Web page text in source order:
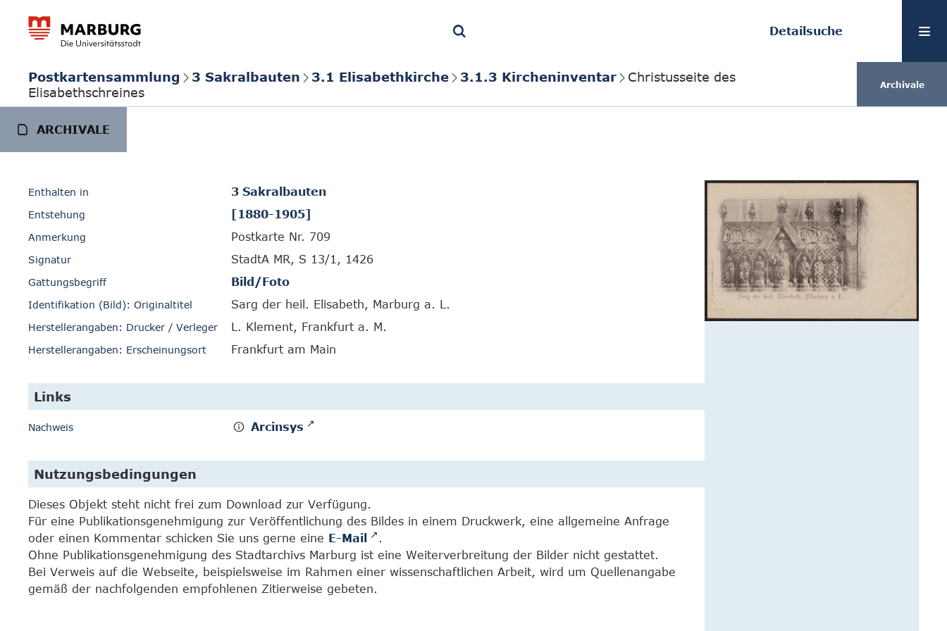
Detailsuche
Postkartensammlung 3 Sakralbauten 3.1 Elisabethkirche 3.1.3 Kircheninventar
Christusseite des
Elisabethschreines
Archivale
ARCHIVALE
Enthalten in 3 Sakralbauten
Entstehung [1880-1905]
Anmerkung Postkarte Nr. 709
Signatur StadtA MR, S 13/1, 1426
Gattungsbegriff Bild/Foto
Identifikation (Bild): Originaltitel Sarg der heil. Elisabeth, Marburg a. L.
Herstellerangaben: Drucker / Verleger L. Klement, Frankfurt a. M.
Herstellerangaben: Erscheinungsort Frankfurt am Main
Links
Nachweis Arcinsys
Nutzungsbedingungen
Dieses Objekt steht nicht frei zum Download zur Verfügung.
Für eine Publikationsgenehmigung zur Veröffentlichung des Bildes in einem Druckwerk, eine allgemeine Anfrage
oder einen Kommentar schicken Sie uns gerne eine E-Mail
.
Ohne Publikationsgenehmigung des Stadtarchivs Marburg ist eine Weiterverbreitung der Bilder nicht gestattet.
Bei Verweis auf die Webseite, beispielsweise im Rahmen einer wissenschaftlichen Arbeit, wird um Quellenangabe
gemäß der nachfolgenden empfohlenen Zitierweise gebeten.